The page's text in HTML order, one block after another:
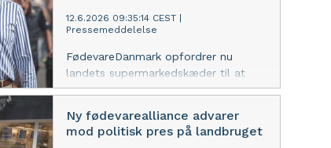
12.6.2026 09:35:14 CEST
Pressemeddelelse
FødevareDanmark opfordrer nu
landets supermarkedskæder til at
tage et større ansvar for at prioritere
efter at nye tal viser, at importen af
svine-, okse- og kyllingekød er
Ny fødevarealliance advarer
mod politisk pres på landbruget